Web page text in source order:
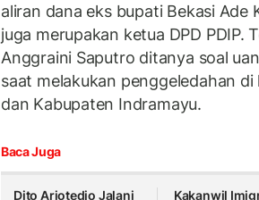
aliran dana eks bupati Bekasi Ade
juga merupakan ketua DPD PDIP.
Anggraini Saputro ditanya soal
saat melakukan penggeledahan
dan Kabupaten Indramayu.
Baca Juga
Dito Ariotedjo Jalani
Kakanwil